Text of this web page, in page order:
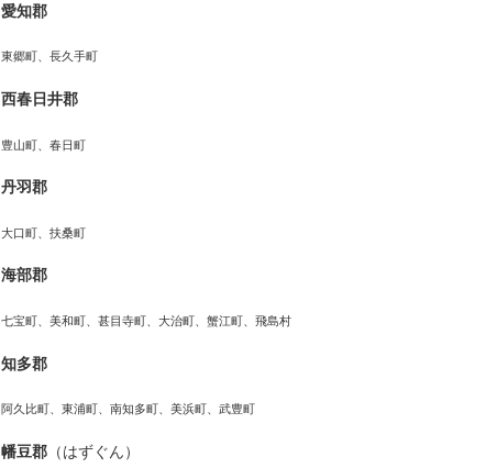
愛知郡
東郷町、長久手町
西春日井郡
豊山町、春日町
丹羽郡
大口町、扶桑町
海部郡
七宝町、美和町、甚目寺町、大治町、蟹江町、飛島村
知多郡
阿久比町、東浦町、南知多町、美浜町、武豊町
幡豆郡 （はずぐん）